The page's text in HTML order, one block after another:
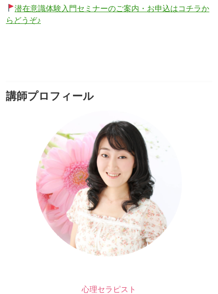
潜在意識体験入門セミナーのご案内・お申込はコチラか
らどうぞ♪
講師プロフィール
心理セラピスト